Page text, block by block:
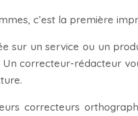
c’est la première
sur un service ou un
correcteur-rédacteur
correcteurs